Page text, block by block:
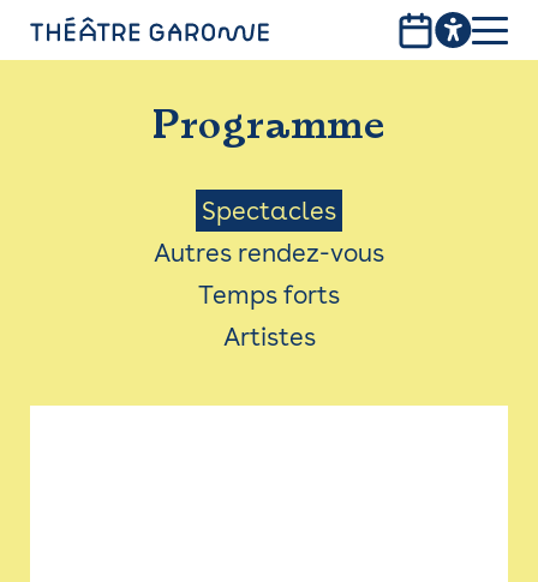
PROGRAMME
INFOS PRATIQUES
AVEC LES PUBLICS
ACCESSIBILITÉ
LES PRODUCTIONS
Programme
Menu
Saison
Spectacles
Autres rendez-vous
Temps forts
Artistes